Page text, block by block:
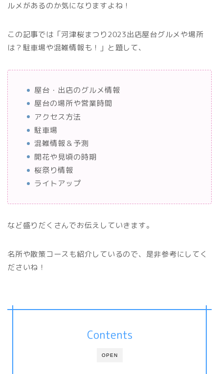
ルメがあるのか気になりますよね！
この記事では「河津桜まつり2023出店屋台グルメや場所
は？駐車場や混雑情報も！」と題して、
屋台・出店のグルメ情報
屋台の場所や営業時間
アクセス方法
駐車場
混雑情報＆予測
開花や見頃の時期
桜祭り情報
ライトアップ
など盛りだくさんでお伝えしていきます。
名所や散策コースも紹介しているので、是非参考にしてく
ださいね！
OPEN
Contents